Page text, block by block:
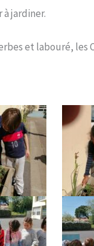
jardiner.
et labouré,